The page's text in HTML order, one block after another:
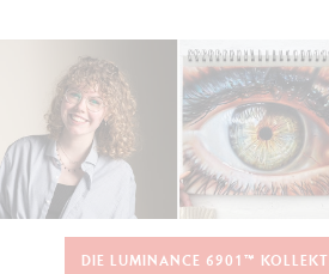
DIE LUMINANCE 6901™